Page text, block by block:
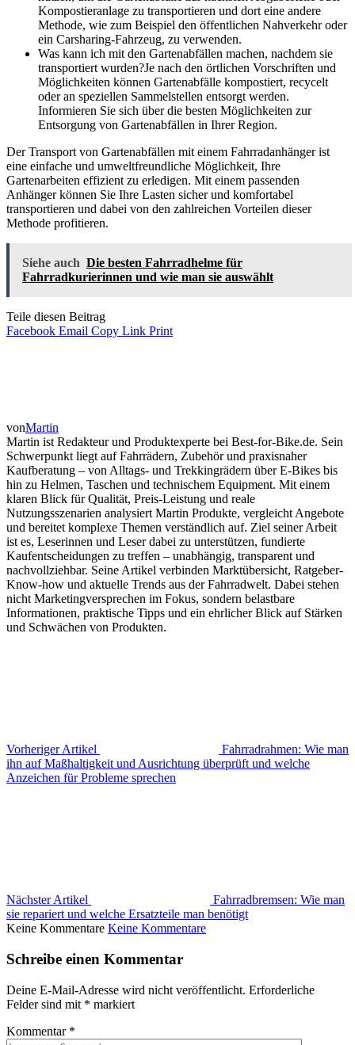
Kompostieranlage zu transportieren und dort eine andere
Methode, wie zum Beispiel den öffentlichen Nahverkehr oder
ein Carsharing-Fahrzeug, zu verwenden.
Was kann ich mit den Gartenabfällen machen, nachdem sie
transportiert wurden?Je nach den örtlichen Vorschriften und
Möglichkeiten können Gartenabfälle kompostiert, recycelt
oder an speziellen Sammelstellen entsorgt werden.
Informieren Sie sich über die besten Möglichkeiten zur
Entsorgung von Gartenabfällen in Ihrer Region.
Der Transport von Gartenabfällen mit einem Fahrradanhänger ist
eine einfache und umweltfreundliche Möglichkeit, Ihre
Gartenarbeiten effizient zu erledigen. Mit einem passenden
Anhänger können Sie Ihre Lasten sicher und komfortabel
transportieren und dabei von den zahlreichen Vorteilen dieser
Methode profitieren.
Siehe auch Die besten Fahrradhelme für
Fahrradkurierinnen und wie man sie auswählt
Teile diesen Beitrag
Facebook Email Copy Link Print
vonMartin
Martin ist Redakteur und Produktexperte bei Best-for-Bike.de. Sein
Schwerpunkt liegt auf Fahrrädern, Zubehör und praxisnaher
Kaufberatung – von Alltags- und Trekkingrädern über E-Bikes bis
hin zu Helmen, Taschen und technischem Equipment. Mit einem
klaren Blick für Qualität, Preis-Leistung und reale
Nutzungsszenarien analysiert Martin Produkte, vergleicht Angebote
und bereitet komplexe Themen verständlich auf. Ziel seiner Arbeit
ist es, Leserinnen und Leser dabei zu unterstützen, fundierte
Kaufentscheidungen zu treffen – unabhängig, transparent und
nachvollziehbar. Seine Artikel verbinden Marktübersicht, Ratgeber-
Know-how und aktuelle Trends aus der Fahrradwelt. Dabei stehen
nicht Marketingversprechen im Fokus, sondern belastbare
Informationen, praktische Tipps und ein ehrlicher Blick auf Stärken
und Schwächen von Produkten.
Vorheriger Artikel
Fahrradrahmen: Wie man
ihn auf Maßhaltigkeit und Ausrichtung überprüft und welche
Anzeichen für Probleme sprechen
Nächster Artikel
Fahrradbremsen: Wie man
sie repariert und welche Ersatzteile man benötigt
Keine Kommentare Keine Kommentare
Schreibe einen Kommentar
Deine E-Mail-Adresse wird nicht veröffentlicht. Erforderliche
Felder sind mit * markiert
Kommentar *